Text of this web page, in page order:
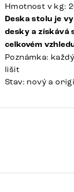
Hmotnost v kg:
Deska stolu je
desky a získává
celkovém
Poznámka:
lišit
Stav: nový a